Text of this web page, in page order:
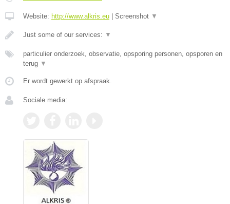
Website: http://www.alkris.eu Screenshot ▼
Just some of our services: ▼
particulier onderzoek, observatie, opsporing personen, opsporen en
terug ▼
Er wordt gewerkt op afspraak.
Sociale media: